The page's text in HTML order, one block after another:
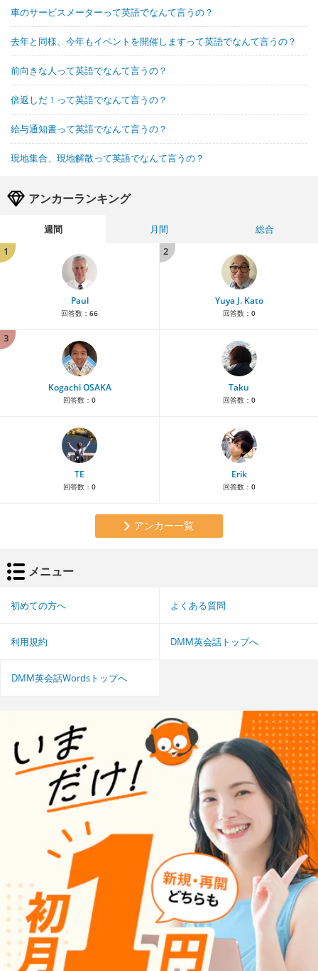
車のサービスメーターって英語でなんて言うの？
去年と同様、今年もイベントを開催しますって英語でなんて言うの？
前向きな人って英語でなんて言うの？
倍返しだ！って英語でなんて言うの？
給与通知書って英語でなんて言うの？
現地集合、現地解散って英語でなんて言うの？
アンカーランキング
週間 月間
総合
1
Paul
回答数： 66
2
Yuya J. Kato
回答数： 0
3
Kogachi OSAKA
回答数： 0
Taku
回答数： 0
TE
回答数： 0
Erik
回答数： 0
アンカー一覧
メニュー
初めての方へ よくある質問
利用規約 DMM英会話トップへ
DMM英会話Wordsトップへ